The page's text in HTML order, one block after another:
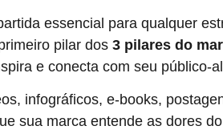
essencial para qualquer
pilar dos 3 pilares do
e conecta com seu público-
infográficos, e-books,
sua marca entende as dores